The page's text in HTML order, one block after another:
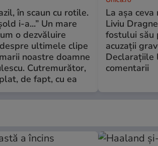
în scaun cu rotile.
i-a...” Un mare
o dezvăluire
ultimele clipe
noastre doamne
Cutremurător,
de fapt, cu ea
La așa
Liviu
fostului său
acuzații
Declarațiile
comentarii